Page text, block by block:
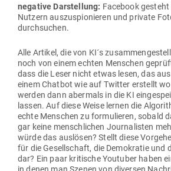
negative Dar­stellung: Facebook gesteht
Nutzern aus­zu­spio­nieren und private
durchsuchen.
Alle Artikel, die von KI´s
noch von einem echten Men­schen
dass die Leser nicht etwas lesen, das
einem Chatbot wie auf Twitter erstellt
werden dann abermals in die KI
lassen. Auf diese Weise lernen die
echte Men­schen zu for­mu­lieren, sobald
gar keine mensch­lichen Jour­na­listen
würde das aus­lösen? Stellt diese
für die Gesell­schaft, die Demo­kratie und
dar? Ein paar kri­tische You­tuber haben
in denen man Szenen von diversen